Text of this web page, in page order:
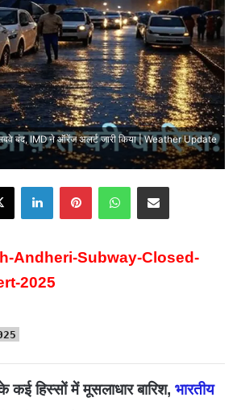
सबवे बंद, IMD ने ऑरेंज अलर्ट जारी किया | Weather Update
Andheri-Subway-Closed-
2025
कई हिस्सों में मूसलाधार बारिश, भारतीय